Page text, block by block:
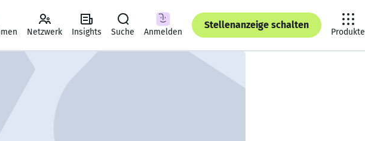
Netzwerk Insights Suche Anmelden
Stellenanzeige schalten
Produkte